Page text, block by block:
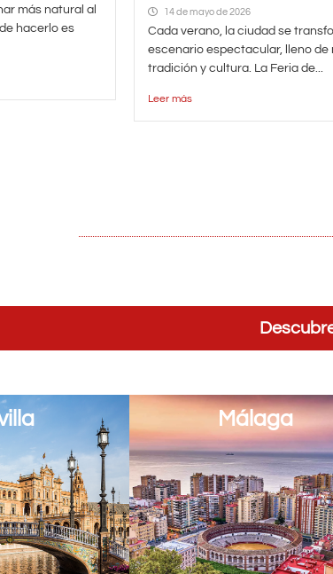
más natural al
hacerlo es
14 de mayo de 2026
Cada verano, la ciudad se
escenario espectacular, lleno de
tradición y cultura. La Feria de...
Leer más
Málaga